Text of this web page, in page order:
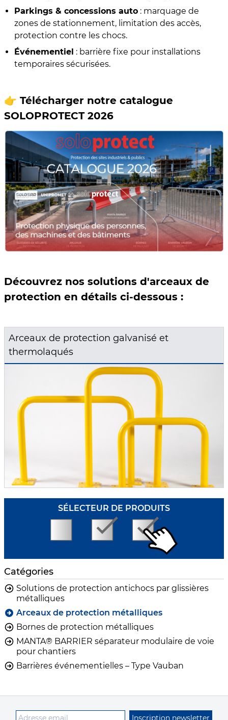
Parkings & concessions auto : marquage de
zones de stationnement, limitation des accès,
protection contre les chocs.
Événementiel : barrière fixe pour installations
temporaires sécurisées.
👉 Télécharger notre catalogue
SOLOPROTECT 2026
Découvrez nos solutions d'arceaux de
protection en détails ci-dessous :
Arceaux de protection galvanisé et
thermolaqués
SÉLECTEUR DE PRODUITS
Catégories
Solutions de protection antichocs par glissières
métalliques
Arceaux de protection métalliques
Bornes de protection métalliques
MANTA® BARRIER séparateur modulaire de voie
pour chantiers
Barrières événementielles – Type Vauban
Inscription newsletter